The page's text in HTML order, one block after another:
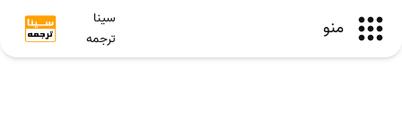
منو
سینا
ترجمه